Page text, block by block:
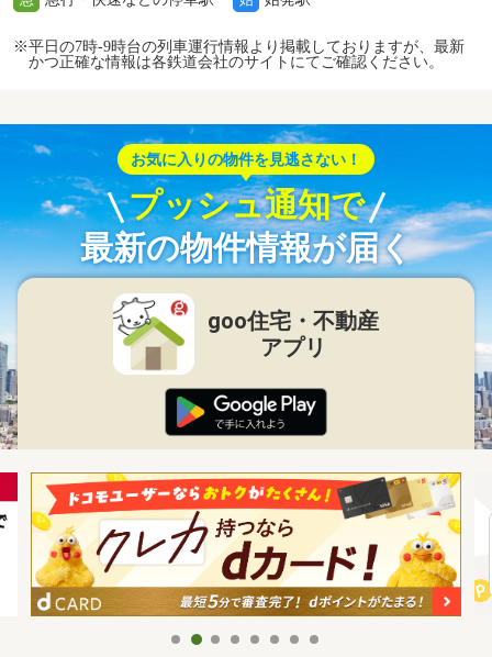
※平日の7時-9時台の列車運行情報より掲載しておりますが、最新
かつ正確な情報は各鉄道会社のサイトにてご確認ください。
お気に入りの物件を見逃さない！
プッシュ通知で
最新の物件情報が届く
goo住宅・不動産
アプリ